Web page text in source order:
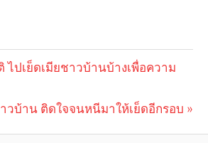
ไปเย็ดเมียชาวบ้านบ้างเพื่อความ
วบ้าน ติดใจจนหนีมาให้เย็ดอีกรอบ